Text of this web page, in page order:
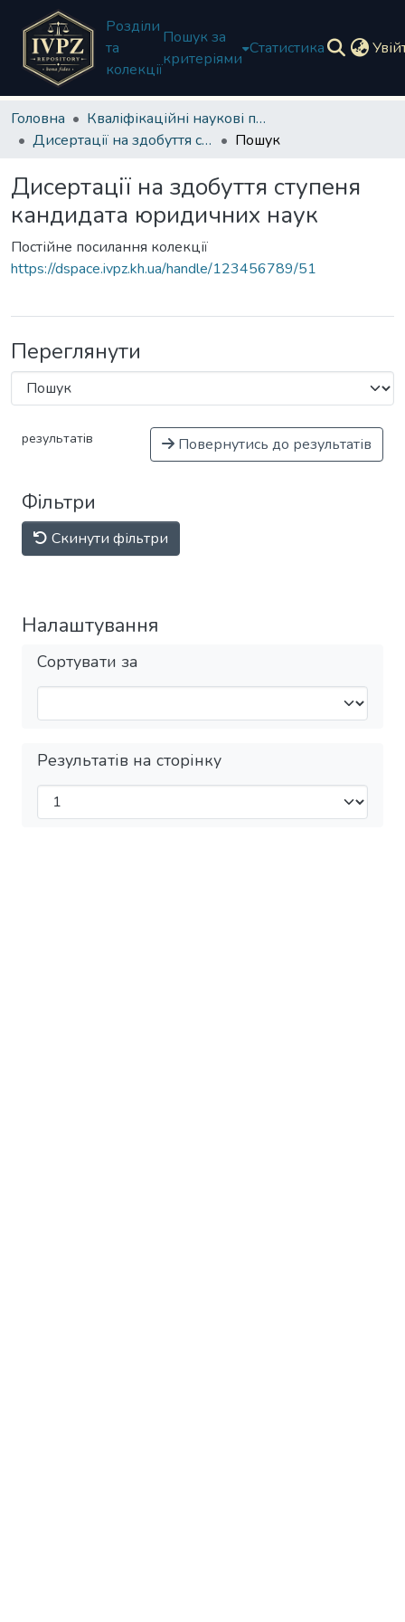
Розділи
та
колекції
Пошук за
критеріями
Статистика
Головна
Кваліфікаційні наукові праці
Дисертації на здобуття ступеня кандидата юридичних наук
Пошук
Дисертації на здобуття ступеня
кандидата юридичних наук
Постійне посилання колекції
https://dspace.ivpz.kh.ua/handle/123456789/51
Переглянути
результатів Повернутись до результатів
Фільтри
Скинути фільтри
Налаштування
Сортувати за
Результатів на сторінку